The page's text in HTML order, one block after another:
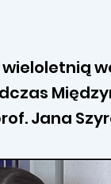
Jana